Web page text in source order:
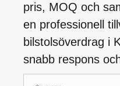
pris, MOQ och
en professionell
bilstolsöverdrag i
snabb respons